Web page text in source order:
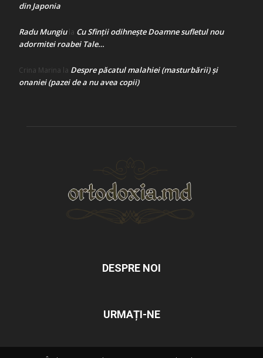
din Japonia
Radu Mungiula Cu Sfinții odihnește Doamne sufletul nou
adormitei roabei Tale…
Crina Marina la Despre păcatul malahiei (masturbării) şi
onaniei (pazei de a nu avea copii)
DESPRE NOI
URMAȚI-NE